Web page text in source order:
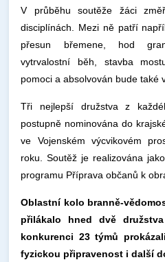
V průběhu soutěže žáci
disciplínách. Mezi ně patří
přesun břemene, hod
vytrvalostní běh, stavba
pomoci a absolvován bude také
Tři nejlepší družstva z
postupně nominována do
ve Vojenském výcvikovém
roku. Soutěž je realizována
programu Příprava občanů k
Oblastní kolo branně-
přilákalo hned dvě
konkurenci 23 týmů
fyzickou připravenost i další